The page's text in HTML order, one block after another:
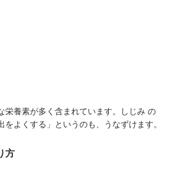
栄養素が多く含まれています。しじみ の
よくする」というのも、うなずけます。
方